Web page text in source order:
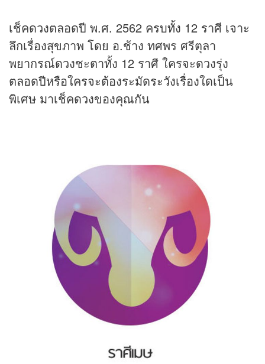
เช็คดวงตลอดปี พ.ศ. 2562 ครบทั้ง 12 ราศี เจาะ
ลึกเรื่องสุขภาพ โดย อ.ช้าง ทศพร ศรีตุลา
พยากรณ์ดวงชะตาทั้ง 12 ราศี ใครจะดวงรุ่ง
ตลอดปีหรือใครจะต้องระมัดระวังเรื่องใดเป็น
พิเศษ มาเช็คดวงของคุณกัน